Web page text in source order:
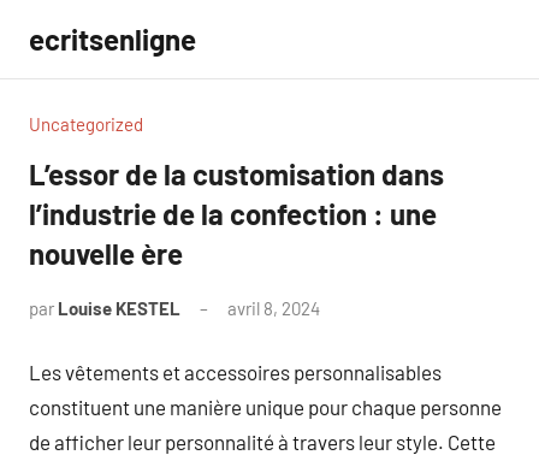
contenu
ecritsenligne
Uncategorized
L’essor de la customisation dans
l’industrie de la confection : une
nouvelle ère
par Louise KESTEL avril 8, 2024
Les vêtements et accessoires personnalisables
constituent une manière unique pour chaque personne
de afficher leur personnalité à travers leur style. Cette